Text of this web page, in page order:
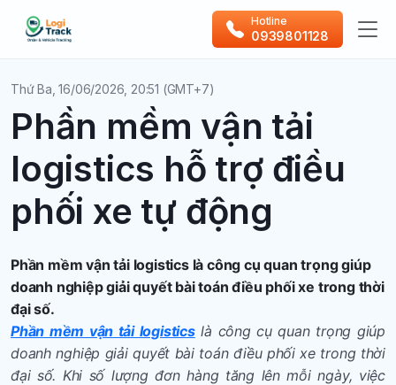
Hotline
0939801128
Thứ Ba, 16/06/2026, 20:51 (GMT+7)
Phần mềm vận tải
logistics hỗ trợ điều
phối xe tự động
Phần mềm vận tải logistics là công cụ quan trọng giúp
doanh nghiệp giải quyết bài toán điều phối xe trong thời
đại số.
Phần mềm vận tải logisticslà công cụ quan trọng giúp
doanh nghiệp giải quyết bài toán điều phối xe trong thời
đại số. Khi số lượng đơn hàng tăng lên mỗi ngày, việc